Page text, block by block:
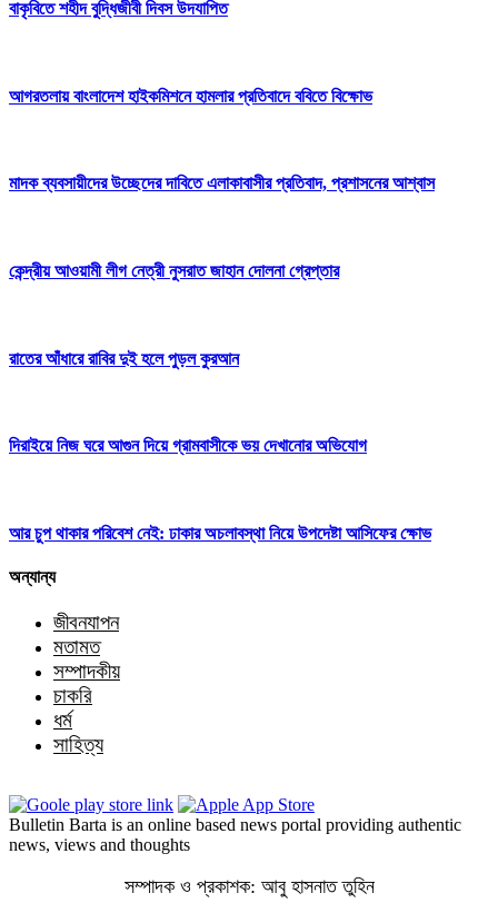
বাকৃবিতে শহীদ বুদ্ধিজীবী দিবস উদযাপিত
আগরতলায় বাংলাদেশ হাইকমিশনে হামলার প্রতিবাদে ববিতে বিক্ষোভ
মাদক ব্যবসায়ীদের উচ্ছেদের দাবিতে এলাকাবাসীর প্রতিবাদ, প্রশাসনের আশ্বাস
কেন্দ্রীয় আওয়ামী লীগ নেত্রী নুসরাত জাহান দোলনা গ্রেপ্তার
রাতের আঁধারে রাবির দুই হলে পুড়ল কুরআন
দিরাইয়ে নিজ ঘরে আগুন দিয়ে গ্রামবাসীকে ভয় দেখানোর অভিযোগ
আর চুপ থাকার পরিবেশ নেই: ঢাকার অচলাবস্থা নিয়ে উপদেষ্টা আসিফের ক্ষোভ
অন্যান্য
জীবনযাপন
মতামত
সম্পাদকীয়
চাকরি
ধর্ম
সাহিত্য
Bulletin Barta is an online based news portal providing authentic
news, views and thoughts
সম্পাদক ও প্রকাশক: আবু হাসনাত তুহিন